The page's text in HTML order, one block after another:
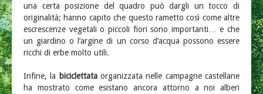
una certa posizione del quadro può dargli un tocco di
originalità; hanno capito che questo rametto così come altre
escrescenze vegetali o piccoli fiori sono importanti… e che
un giardino o l’argine di un corso d’acqua possono essere
ricchi di erbe molto utili.
Infine, la biciclettataorganizzata nelle campagne castellane
ha mostrato come esistano ancora attorno a noi alberi